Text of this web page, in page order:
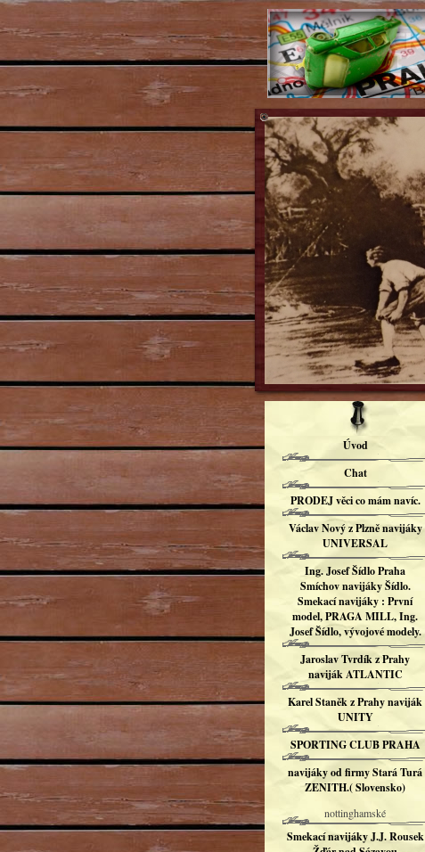
Úvod
Chat
PRODEJ věci co mám navíc.
Václav Nový z Plzně navijáky
UNIVERSAL
Ing. Josef Šídlo Praha
Smíchov navijáky Šídlo.
Smekací navijáky : První
model, PRAGA MILL, Ing.
Josef Šídlo, vývojové modely.
Jaroslav Tvrdík z Prahy
naviják ATLANTIC
Karel Staněk z Prahy naviják
UNITY
SPORTING CLUB PRAHA
navijáky od firmy Stará Turá
ZENITH.( Slovensko)
nottinghamské
Smekací navijáky J.J. Rousek